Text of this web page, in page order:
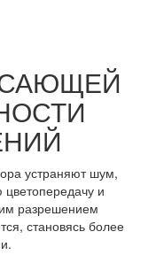
устраняют шум,
и
разрешением
становясь более